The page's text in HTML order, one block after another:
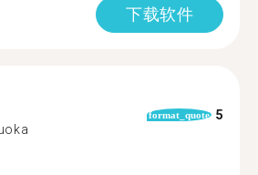
下载软件
format_quote 5